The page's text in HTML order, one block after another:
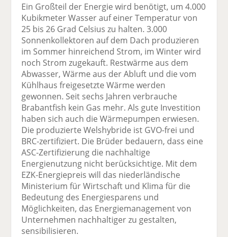
Ein Großteil der Energie wird benötigt, um 4.000
Kubikmeter Wasser auf einer Temperatur von
25 bis 26 Grad Celsius zu halten. 3.000
Sonnenkollektoren auf dem Dach produzieren
im Sommer hinreichend Strom, im Winter wird
noch Strom zugekauft. Restwärme aus dem
Abwasser, Wärme aus der Abluft und die vom
Kühlhaus freigesetzte Wärme werden
gewonnen. Seit sechs Jahren verbrauche
Brabantfish kein Gas mehr. Als gute Investition
haben sich auch die Wärmepumpen erwiesen.
Die produzierte Welshybride ist GVO-frei und
BRC-zertifiziert. Die Brüder bedauern, dass eine
ASC-Zertifizierung die nachhaltige
Energienutzung nicht berücksichtige. Mit dem
EZK-Energiepreis will das niederländische
Ministerium für Wirtschaft und Klima für die
Bedeutung des Energiesparens und
Möglichkeiten, das Energiemanagement von
Unternehmen nachhaltiger zu gestalten,
sensibilisieren.